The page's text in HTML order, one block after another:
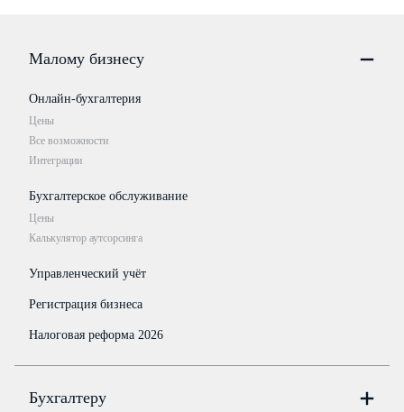
Малому бизнесу
Онлайн-бухгалтерия
Цены
Все возможности
Интеграции
Бухгалтерское обслуживание
Цены
Калькулятор аутсорсинга
Управленческий учёт
Регистрация бизнеса
Налоговая реформа 2026
Бухгалтеру